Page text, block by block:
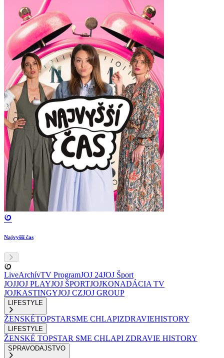
Najvyšší čas
LiveArchívTV ProgramJOJ 24JOJ Šport
JOJJOJ PLAYJOJ ŠPORTJOJKONADÁCIA TV
JOJKASTINGYJOJ CZJOJ GROUP
LIFESTYLE
ŽENSKÉTOPSTARSME CHLAPIZDRAVIEHISTORY
LIFESTYLE
ŽENSKÉ TOPSTAR SME CHLAPI ZDRAVIE HISTORY
SPRAVODAJSTVO